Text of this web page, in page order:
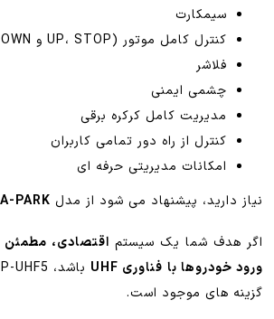
سیمکارت
کنترل کامل موتور (UP، STOP و DOWN)
فلاشر
چشمی ایمنی
مدیریت کامل کرکره برقی
کنترل از راه دور تمامی کاربران
امکانات مدیریتی حرفه ای
نیاز دارید، پیشنهاد می شود از مدل PARK
اگر هدف شما یک سیستم اقتصادی، مطمئن
ورود خودروها با فناوری UHF
گزینه های موجود است.